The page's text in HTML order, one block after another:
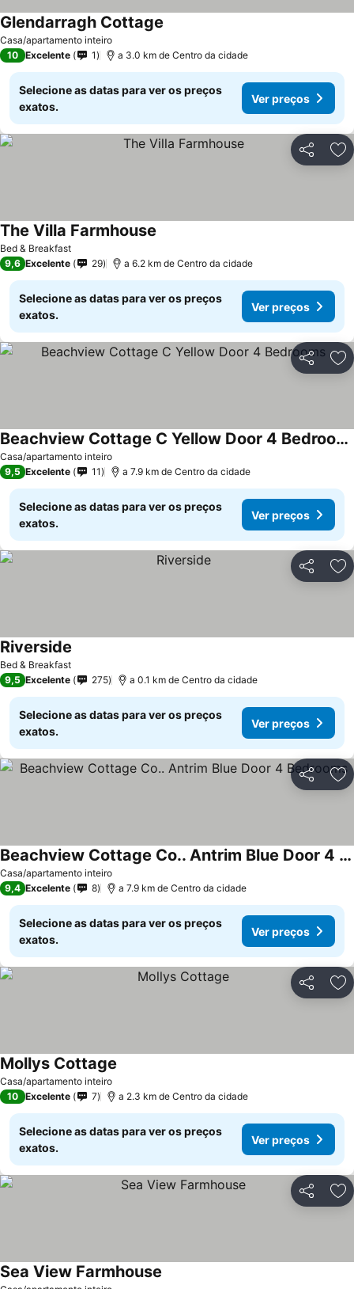
Casa/apartamento inteiro
Glendarragh Cottage
10 Excelente 1 a 3.0 km de Centro da cidade
Selecione as datas para ver os preços
exatos.
Ver preços
Partilhar
Bed & Breakfast
The Villa Farmhouse
9,6 Excelente 29 a 6.2 km de Centro da cidade
Selecione as datas para ver os preços
exatos.
Ver preços
Partilhar
Casa/apartamento inteiro
Beachview Cottage C Yellow Door 4 Bedrooms
Ver preços
9,5 Excelente 11 a 7.9 km de Centro da cidade
Selecione as datas para ver os preços
exatos.
Ver preços
Partilhar
Bed & Breakfast
Riverside
9,5 Excelente 275 a 0.1 km de Centro da cidade
Selecione as datas para ver os preços
exatos.
Ver preços
Partilhar
Casa/apartamento inteiro
Beachview Cottage Co.. Antrim Blue Door 4 Bedrooms
Ver preços
9,4 Excelente 8 a 7.9 km de Centro da cidade
Selecione as datas para ver os preços
exatos.
Ver preços
Partilhar
Casa/apartamento inteiro
Mollys Cottage
10 Excelente 7 a 2.3 km de Centro da cidade
Selecione as datas para ver os preços
exatos.
Ver preços
Partilhar
Sea View Farmhouse